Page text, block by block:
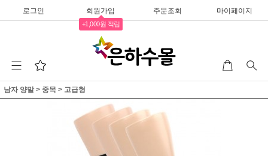
로그인 회원가입
+1,000원 적립
주문조회 마이페이지
남자 양말 > 중목 > 고급형